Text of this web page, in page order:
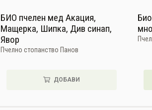
БИО пчелен мед Акация,
Мащерка, Шипка, Див синап,
Явор
Пчелно стопанство Панов
ДОБАВИ